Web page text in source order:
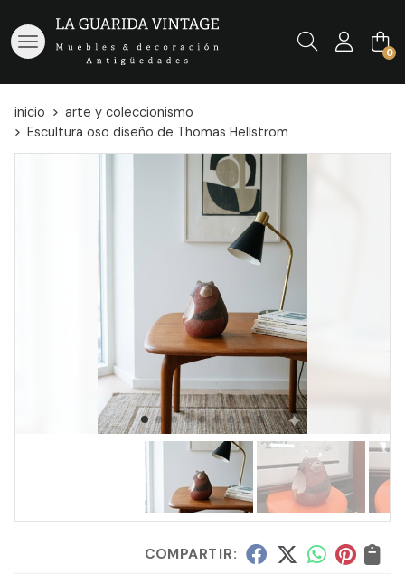
Buscar 0
inicio
arte y coleccionismo
Escultura oso diseño de Thomas Hellstrom
COMPARTIR: